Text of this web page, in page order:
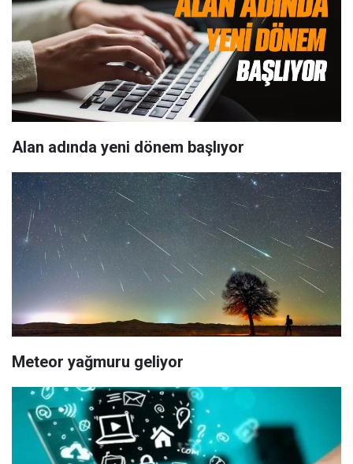
Alan adında yeni dönem başlıyor
Meteor yağmuru geliyor